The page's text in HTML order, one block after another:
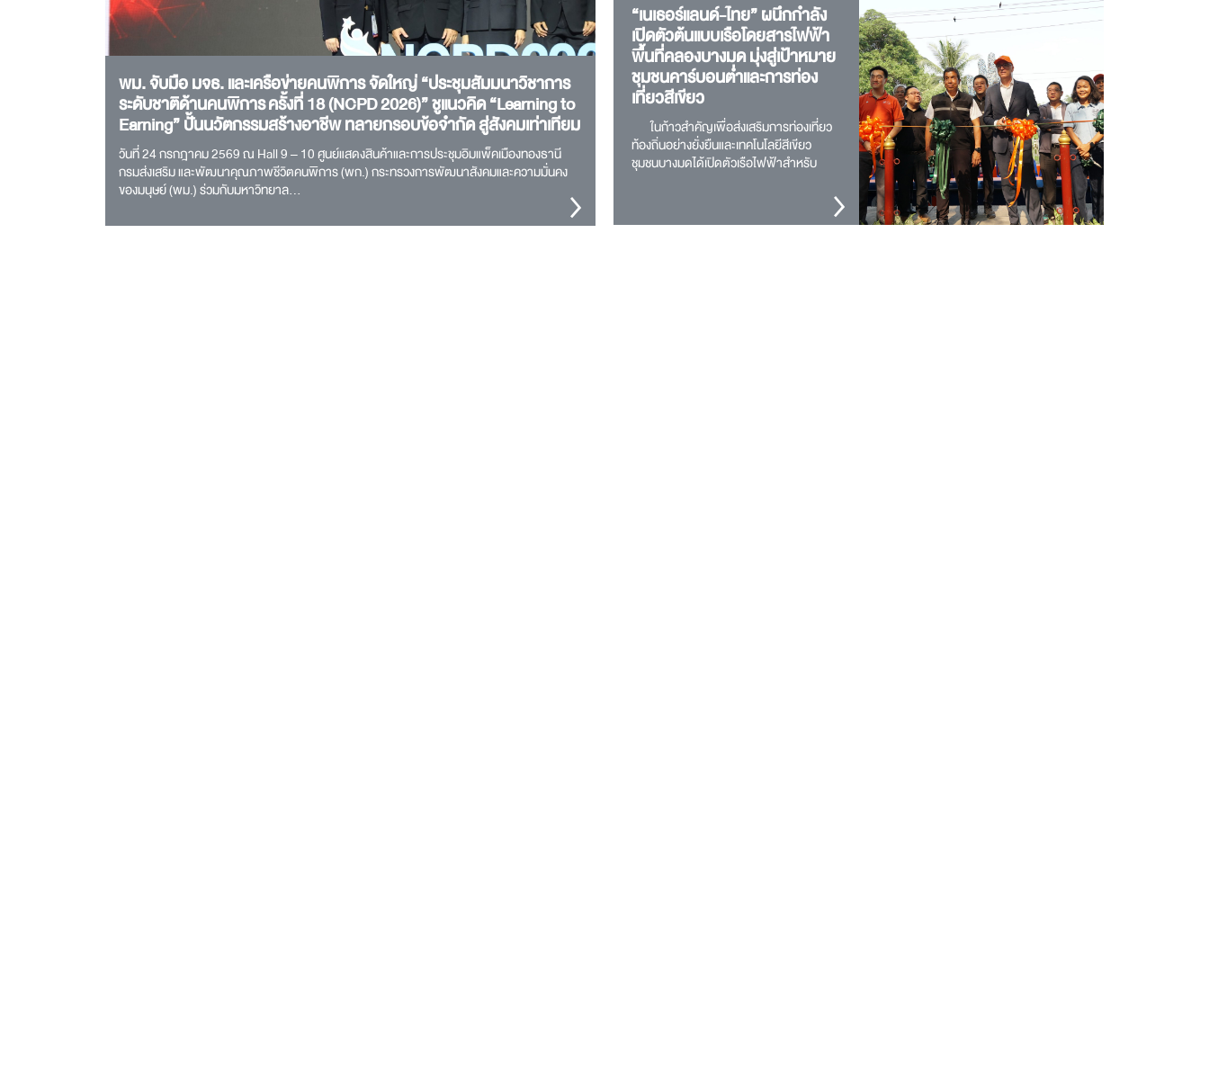
พม. จับมือ มจธ. และเครือข่ายคนพิการ จัดใหญ่ “ประชุมสัมมนาวิชาการ
ระดับชาติด้านคนพิการ ครั้งที่ 18 (NCPD 2026)” ชูแนวคิด “Learning to
Earning” ปั้นนวัตกรรมสร้างอาชีพ ทลายกรอบข้อจำกัด สู่สังคมเท่าเทียม
วันที่ 24 กรกฎาคม 2569 ณ Hall 9 – 10 ศูนย์แสดงสินค้าและการประชุมอิมแพ็คเมืองทองธานี
กรมส่งเสริม และพัฒนาคุณภาพชีวิตคนพิการ (พก.) กระทรวงการพัฒนาสังคมและความมั่นคง
ของมนุษย์ (พม.) ร่วมกับมหาวิทยาล…
“เนเธอร์แลนด์-ไทย” ผนึกกำลัง
เปิดตัวต้นแบบเรือโดยสารไฟฟ้า
พื้นที่คลองบางมด มุ่งสู่เป้าหมาย
ชุมชนคาร์บอนต่ำและการท่อง
เที่ยวสีเขียว
ในก้าวสำคัญเพื่อส่งเสริมการท่องเที่ยว
ท้องถิ่นอย่างยั่งยืนและเทคโนโลยีสีเขียว
ชุมชนบางมดได้เปิดตัวเรือไฟฟ้าสำหรับ